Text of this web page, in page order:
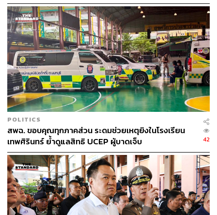
อย่างไรก็ดี ทรัมป์ ย้ำล่าสุด ว่า บริษัทของสหรัฐฯ จะใช้เงิน
หลายพันล้านดอลลาร์เพื่อฟื้นฟูโครงสร้างพื้นฐานด้าน
พลังงานของประเทศในระยะยาว ท่ามกลางข้อกังขา บรรดา
บริษัทน้ำมันรายใหญ่ ยังต้องการลงทุนในสภาพแวดล้อมที่ไม่
แน่นอนเช่นนี้หรือไม่
ทั้งนี้ ทรัมป์ ก็ยังยืนยันว่าบริษัทน้ำมันของอเมริกาจะเป็นผู้นำ
ในการฟื้นฟูอุตสาหกรรมไฮโดรคาร์บอนของประเทศใน
ละตินอเมริกาแห่งนี้ให้ได้
หวั่นวิกฤตเวเนซุเอลาลามกระทบเศรษฐกิจเอเชีย
‘อย่างหลีกเลี่ยงไม่ได้’
ด้านสำนักข่าว Nikkei Asia รายงานว่า ไม่ว่าจะเกิดอะไรขึ้น
กับอุตสาหกรรมน้ำมันของเวเนซุเอลา หากเกิดความ
ตึงเครียดทางภูมิรัฐศาสตร์ ก็มีแนวโน้มที่จะส่งผลกระทบต่อ
เอเชียเช่นกัน
POLITICS
สพฉ. ขอบคุณทุกภาคส่วน ระดมช่วยเหตุยิงในโรงเรียน
เทพศิรินทร์ ย้ำดูแลสิทธิ UCEP ผู้บาดเจ็บ
42